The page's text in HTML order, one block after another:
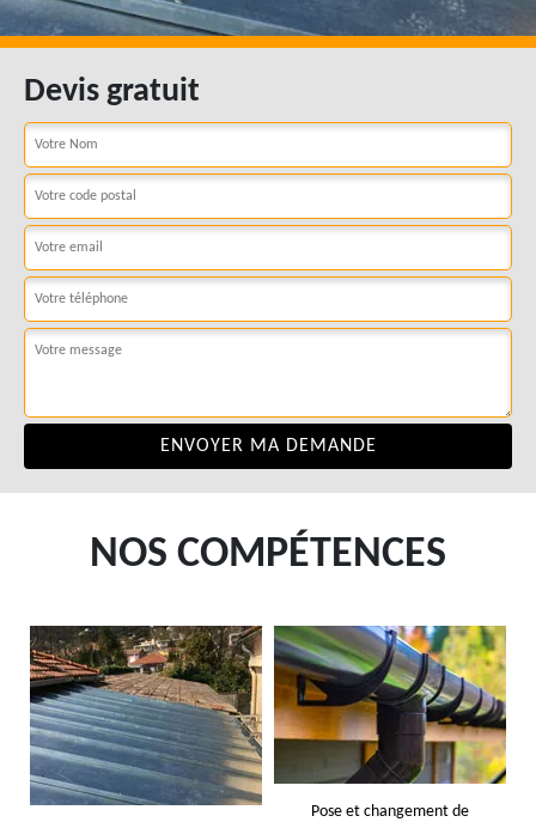
Devis gratuit
NOS COMPÉTENCES
Pose et changement de